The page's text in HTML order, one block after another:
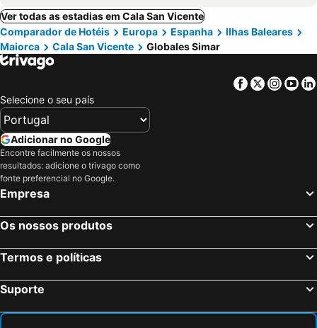
Ver todas as estadias em Cala San Vicente
Comparador de Hotéis
Europa Espanha
Ilhas Baleares
Maiorca
Cala San Vicente Globales Simar
Facebook
Twitter
Selecione o seu país
Adicionar no Google
Encontre facilmente os nossos
resultados: adicione o trivago como
fonte preferencial no Google.
Empresa
Os nossos produtos
Termos e políticas
Suporte